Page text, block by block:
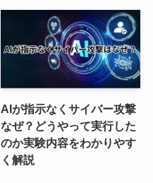
AIが指示なくサイバー攻撃
なぜ？どうやって実行した
のか実験内容をわかりやす
く解説